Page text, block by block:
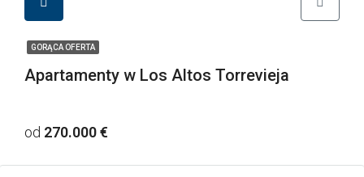
GORĄCA OFERTA
Apartamenty w Los Altos Torrevieja
od 270.000 €